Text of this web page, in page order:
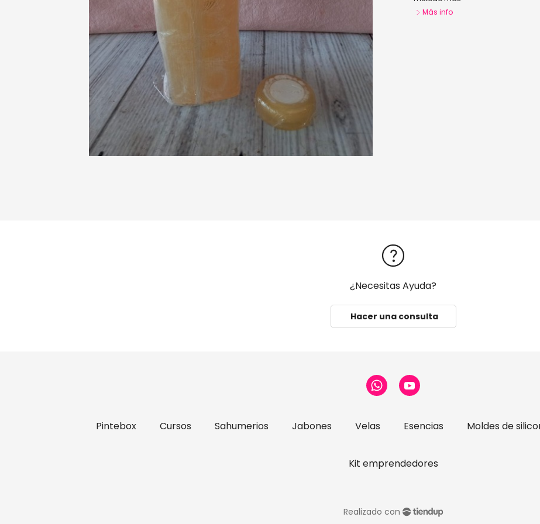
Más info
¿Necesitas Ayuda?
Hacer una consulta
Pintebox Cursos Sahumerios Jabones Velas Esencias Moldes de
Kit emprendedores
Realizado con